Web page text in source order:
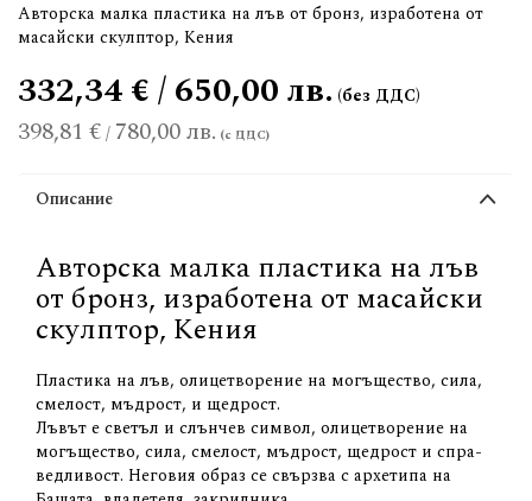
Авторска малка пластика на лъв от бронз, изработена от
масайски скулптор, Кения
398,81 €/ 780,00 лв.
332,34 € / 650,00 лв.
Описание
Авторска малка пластика на лъв
от бронз, изработена от масайски
скулптор, Кения
Пластика на лъв, олицетворение на могъщество, сила,
смелост, мъдрост, и щедрост.
Лъвът е светъл и слънчев символ, олицетворение на
могъщество, сила, смелост, мъдрост, щедрост и спра­­­
ведливост. Неговия образ се свързва с архетипа на